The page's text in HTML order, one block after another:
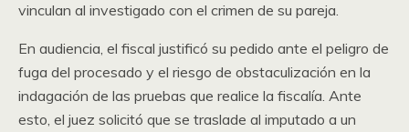
vinculan al investigado con el crimen de su pareja.
En audiencia, el fiscal justificó su pedido ante el peligro de
fuga del procesado y el riesgo de obstaculización en la
indagación de las pruebas que realice la fiscalía. Ante
esto, el juez solicitó que se traslade al imputado a un